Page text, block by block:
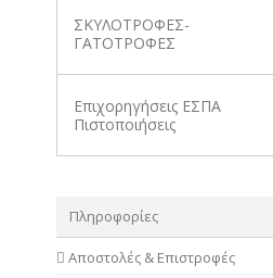
ΣΚΥΛΟΤΡΟΦΕΣ-
ΓΑΤΟΤΡΟΦΕΣ
Επιχορηγήσεις ΕΣΠΑ
Πιστοποιήσεις
Πληροφορίες
Αποστολές & Επιστροφές